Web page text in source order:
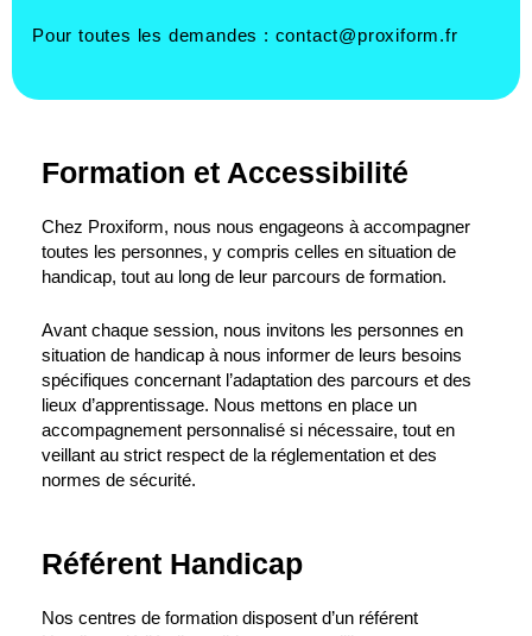
Pour toutes les demandes : contact@proxiform.fr
Formation et Accessibilité
Chez Proxiform, nous nous engageons à accompagner
toutes les personnes, y compris celles en situation de
handicap, tout au long de leur parcours de formation.
Avant chaque session, nous invitons les personnes en
situation de handicap à nous informer de leurs besoins
spécifiques concernant l’adaptation des parcours et des
lieux d’apprentissage. Nous mettons en place un
accompagnement personnalisé si nécessaire, tout en
veillant au strict respect de la réglementation et des
normes de sécurité.
Référent Handicap
Nos centres de formation disposent d’un référent